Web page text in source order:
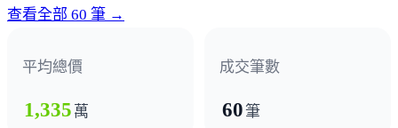
查看全部 60 筆 →
平均總價
1,335 萬
成交筆數
60筆